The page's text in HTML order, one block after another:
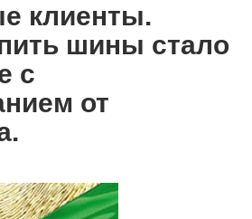
клиенты.
шины стало
с
от